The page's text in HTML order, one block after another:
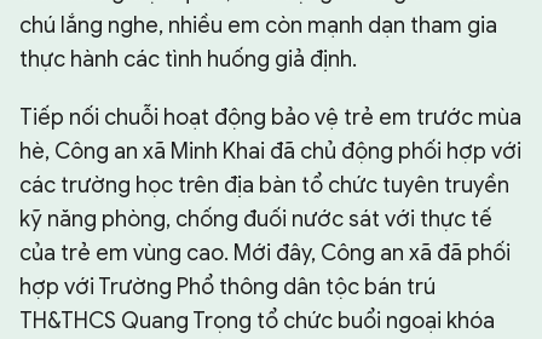
chú lắng nghe, nhiều em còn mạnh dạn tham gia
thực hành các tình huống giả định.
Tiếp nối chuỗi hoạt động bảo vệ trẻ em trước mùa
hè, Công an xã Minh Khai đã chủ động phối hợp với
các trường học trên địa bàn tổ chức tuyên truyền
kỹ năng phòng, chống đuối nước sát với thực tế
của trẻ em vùng cao. Mới đây, Công an xã đã phối
hợp với Trường Phổ thông dân tộc bán trú
TH&THCS Quang Trọng tổ chức buổi ngoại khóa